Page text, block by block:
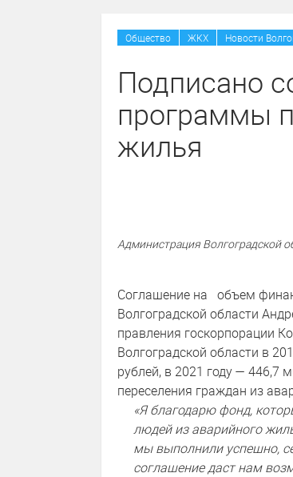
Общество ЖКХ Новости
Подписано
программы
жилья
Администрация Волгоградской
Соглашение на объем
Волгоградской области
правления госкорпорации
Волгоградской области в
рублей, в 2021 году —
переселения граждан из
«Я благодарю фонд,
людей из аварийного
мы выполнили успешно,
соглашение даст нам